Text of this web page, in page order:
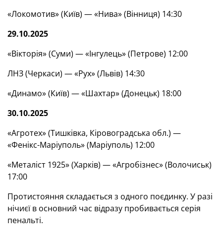
«Локомотив» (Київ) — «Нива» (Вінниця) 14:30
29.10.2025
«Вікторія» (Суми) — «Інгулець» (Петрове) 12:00
ЛНЗ (Черкаси) — «Рух» (Львів) 14:30
«Динамо» (Київ) — «Шахтар» (Донецьк) 18:00
30.10.2025
«Агротех» (Тишківка, Кіровоградська обл.) —
«Фенікс-Маріуполь» (Маріуполь) 12:00
«Металіст 1925» (Харків) — «Агробізнес» (Волочиськ)
17:00
Протистояння складається з одного поєдинку. У разі
нічиєї в основний час відразу пробивається серія
пенальті.